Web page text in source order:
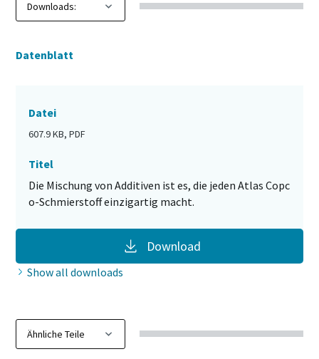
Datenblatt
Datei
607.9 KB, PDF
Titel
Die Mischung von Additiven ist es, die jeden Atlas Copc
o-Schmierstoff einzigartig macht.
Download
Show all downloads